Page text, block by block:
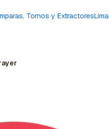
Tornos y Extractores